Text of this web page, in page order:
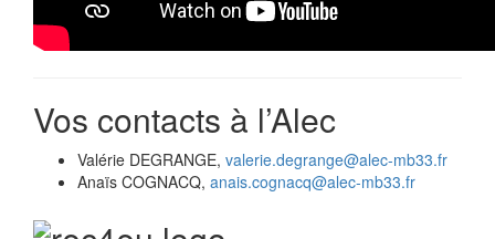
Vos contacts à l’Alec
Valérie DEGRANGE, valerie.degrange@alec-mb33.fr
Anaïs COGNACQ, anais.cognacq@alec-mb33.fr